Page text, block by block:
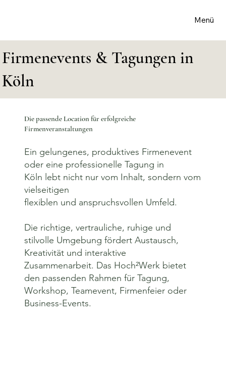
Menü
Firmenevents & Tagungen in
Köln
Ein gelungenes, produktives Firmenevent
oder eine professionelle Tagung in
Köln lebt nicht nur vom Inhalt, sondern vom
vielseitigen
flexiblen und anspruchsvollen Umfeld.
Die richtige, vertrauliche, ruhige und
stilvolle Umgebung fördert Austausch,
Kreativität und interaktive
Zusammenarbeit. Das Hoch²Werk bietet
den passenden Rahmen für Tagung,
Workshop, Teamevent, Firmenfeier oder
Business-Events.
Die passende Location für erfolgreiche
Firmenveranstaltungen